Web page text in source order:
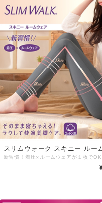
スリムウォーク スキニー ルー